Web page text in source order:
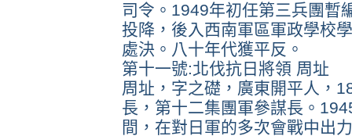
司令。1949年初任第三兵團暫
投降，後入西南軍區軍政學校
處決。八十年代獲平反。
第十一號:北伐抗日將領 周址
周址，字之礎，廣東開平人，
長，第十二集團軍參謀長。
間，在對日軍的多次會戰中出